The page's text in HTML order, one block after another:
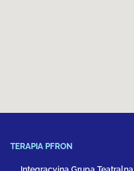
TERAPIA PFRON